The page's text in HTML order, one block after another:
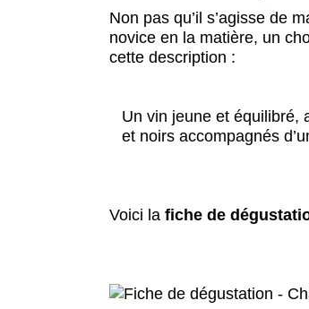
Non pas qu’il s’agisse de
novice en la matière, un
cette description :
Un vin jeune et équilibré,
et noirs accompagnés
Voici la fiche de